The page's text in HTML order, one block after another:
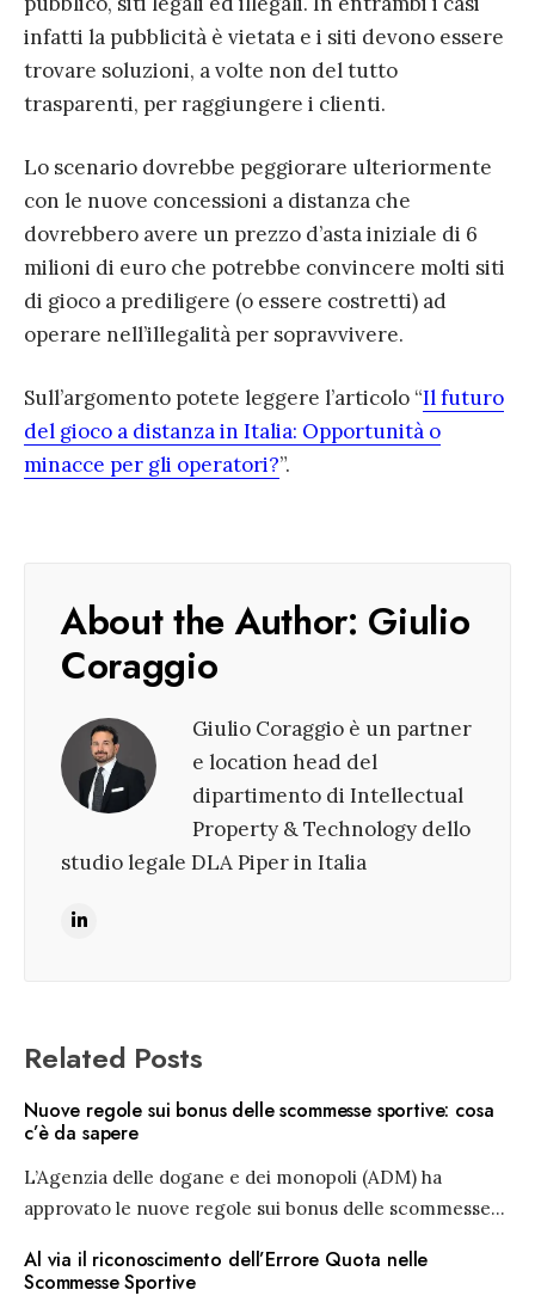
infatti la pubblicità è vietata e i siti devono essere
trovare soluzioni, a volte non del tutto
trasparenti, per raggiungere i clienti.
Lo scenario dovrebbe peggiorare ulteriormente
con le nuove concessioni a distanza che
dovrebbero avere un prezzo d’asta iniziale di 6
milioni di euro che potrebbe convincere molti siti
di gioco a prediligere (o essere costretti) ad
operare nell’illegalità per sopravvivere.
Sull’argomento potete leggere l’articolo “Il futuro
del gioco a distanza in Italia: Opportunità o
minacce per gli operatori?”.
About the Author: Giulio
Coraggio
Giulio Coraggio è un partner
e location head del
dipartimento di Intellectual
Property & Technology dello
studio legale DLA Piper in Italia
Related Posts
Nuove regole sui bonus delle scommesse sportive: cosa
c’è da sapere
L’Agenzia delle dogane e dei monopoli (ADM) ha
approvato le nuove regole sui bonus delle scommesse...
Al via il riconoscimento dell’Errore Quota nelle
Scommesse Sportive